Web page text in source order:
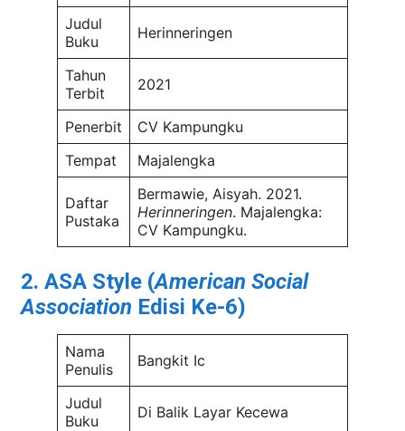
Judul
Buku
Herinneringen
Tahun
Terbit
2021
Penerbit
CV Kampungku
Tempat
Majalengka
Daftar
Pustaka
Bermawie, Aisyah. 2021.
Herinneringen. Majalengka:
CV Kampungku.
2. ASA Style (American Social
Association Edisi Ke-6)
Nama
Penulis
Bangkit Ic
Judul
Buku
Di Balik Layar Kecewa